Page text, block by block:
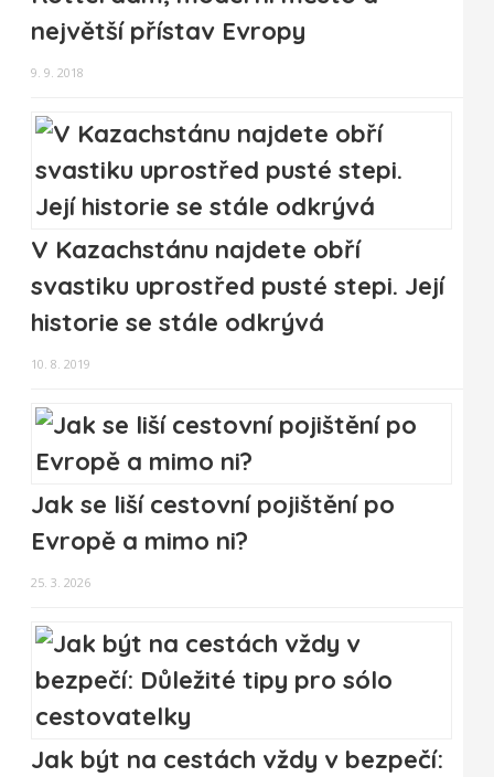
největší přístav Evropy
9. 9. 2018
V Kazachstánu najdete obří
svastiku uprostřed pusté stepi. Její
historie se stále odkrývá
10. 8. 2019
Jak se liší cestovní pojištění po
Evropě a mimo ni?
25. 3. 2026
Jak být na cestách vždy v bezpečí: